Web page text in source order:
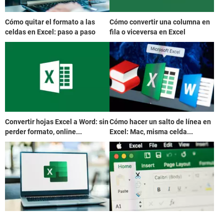
Cómo quitar el formato a las
celdas en Excel: paso a paso
Cómo convertir una columna en
fila o viceversa en Excel
Convertir hojas Excel a Word: sin
perder formato, online...
Cómo hacer un salto de línea en
Excel: Mac, misma celda...